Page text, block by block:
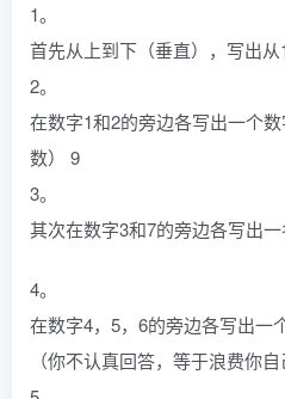
1。
首先从上到下（垂直），写出从
2。
在数字1和2的旁边各写出一个
数） 9
3。
其次在数字3和7的旁边各写出一
4。
在数字4，5，6的旁边各写出一
（你不认真回答，等于浪费你自